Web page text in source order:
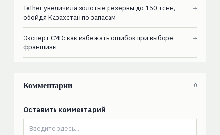
Tether увеличила золотые резервы до 150 тонн,
обойдя Казахстан по запасам
→
Эксперт CMD: как избежать ошибок при выборе
франшизы
→
Комментарии 0
Оставить комментарий